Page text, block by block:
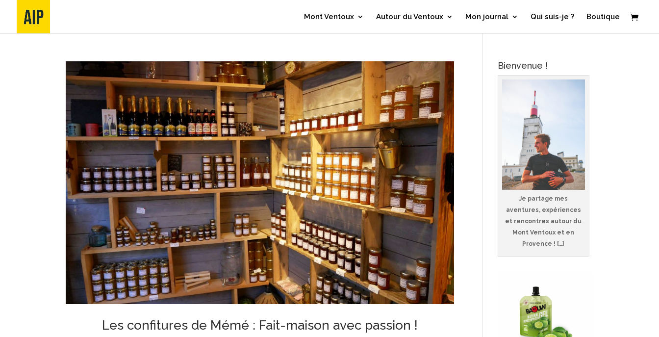
Mont Ventoux Autour du Ventoux Mon journal Qui suis-je ? Boutique
Les confitures de Mémé : Fait-maison avec passion !
Bienvenue !
Je partage mes
aventures, expériences
et rencontres autour du
Mont Ventoux et en
Provence ! […]